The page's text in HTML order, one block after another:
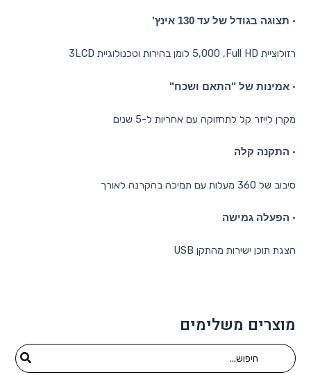
• תצוגה בגודל של עד 130 אינץ'
רזולוציית Full HD, ‏5,000 לומן בהירות וטכנולוגיית 3LCD
•אמינות של "התאם ושכח"
מקרן לייזר קל לתחזוקה עם אחריות ל-5 שנים
• התקנה קלה
סיבוב של 360 מעלות עם תמיכה בהקרנה לאורך
• הפעלה גמישה
הצגת תוכן ישירות מהתקן USB
מוצרים משלימים
for: